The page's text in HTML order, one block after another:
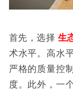
首先，选择 生
术水平。高水
严格的质量控
度。此外，一